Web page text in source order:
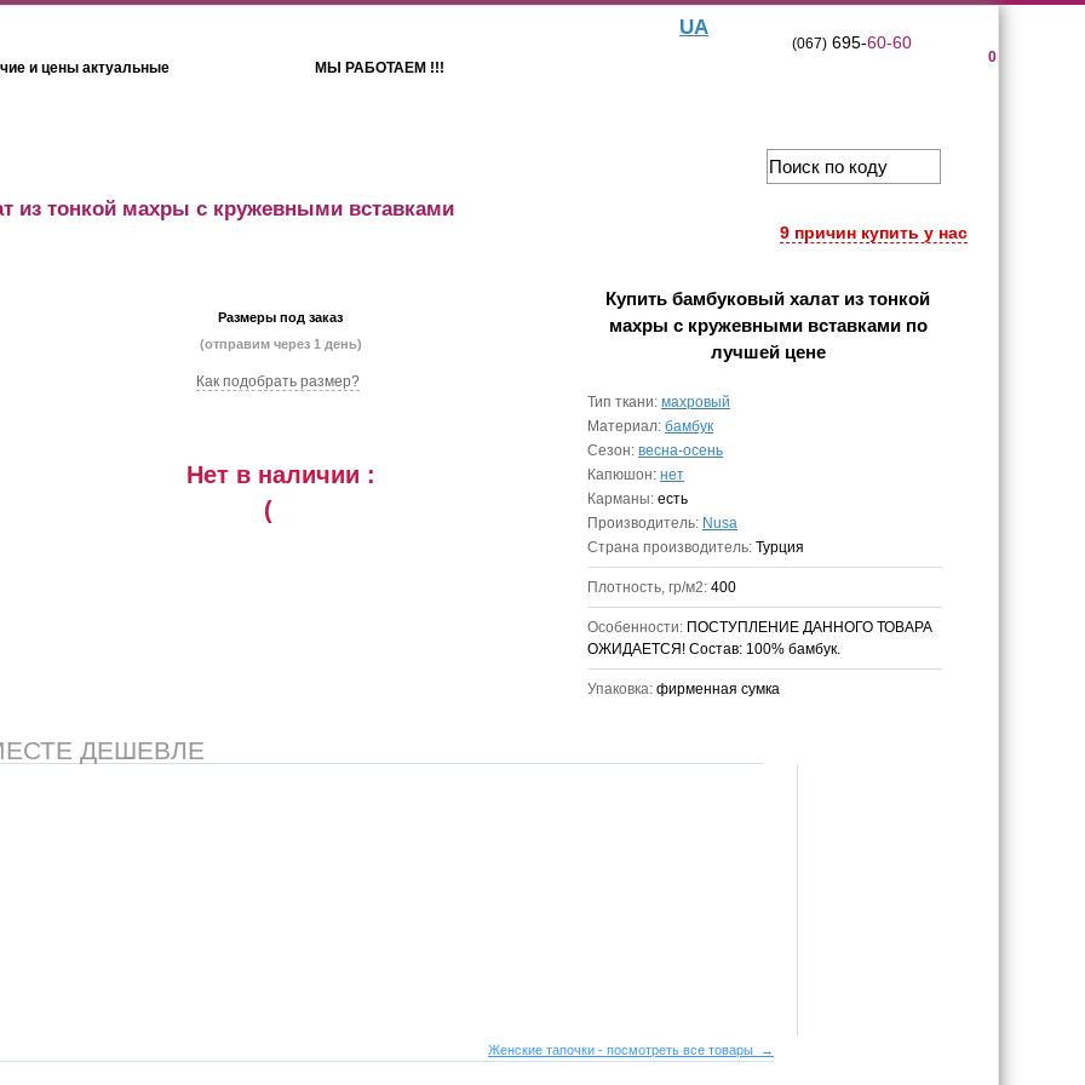
и цены актуальные МЫ РАБОТАЕМ !!!
UA
0
(067)695-60-60
9 причин купить у нас
из тонкой махры с кружевными вставками
Размеры под заказ
(отправим через 1 день)
Как подобрать размер?
Нет в наличии :
(
Купить бамбуковый халат из тонкой
махры с кружевными вставкамипо
лучшей цене
Тип ткани: махровый
Материал: бамбук
Сезон: весна-осень
Капюшон: нет
Карманы: есть
Производитель: Nusa
Страна производитель: Турция
Плотность, гр/м2: 400
Особенности: ПОСТУПЛЕНИЕ ДАННОГО ТОВАРА
ОЖИДАЕТСЯ! Состав: 100% бамбук.
Упаковка: фирменная сумка
ДЕШЕВЛЕ
Женские тапочки - посмотреть все товары →